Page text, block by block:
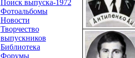
Поиск выпуска-1972
Фотоальбомы
Новости
Творчество
выпускников
Библиотека
Форумы